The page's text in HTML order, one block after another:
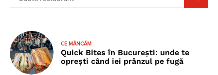
CE MÂNCĂM
Quick Bites în București: unde te
oprești când iei prânzul pe fugă